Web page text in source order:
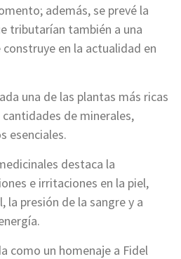
además, se prevé la
tributarían también a una
en la actualidad en
una de las plantas más ricas
de minerales,
esenciales.
destaca la
e irritaciones en la piel,
la presión de la sangre y a
como un homenaje a Fidel